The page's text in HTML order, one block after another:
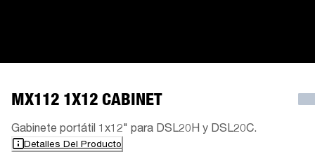
MX112 1X12 CABINET
Gabinete portátil 1x12" para DSL20H y DSL20C.
Detalles Del Producto